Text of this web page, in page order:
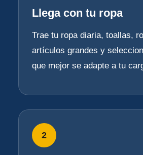
Llega con tu ropa
Trae tu ropa diaria, toallas,
artículos grandes y
que mejor se adapte a tu
2